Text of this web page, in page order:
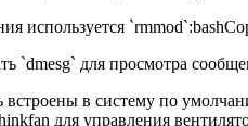
используется
`dmesg` для просмотра
в систему по
для управления